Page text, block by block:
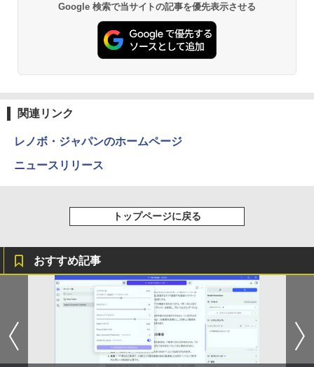
￥5,990
るーとゅーす コードレス ENCノイズキャン
セリング 自動ペアリング Type-C充電 マイク
学/WEB会議(ホワイト)
Xiaomi シャオミ REDMI Buds 8 Lite ワイヤ
レスイヤホン Bluetooth 5.4 ノイズキャンセ
リング ANC 36時間再生
￥3,480
[Explicit]
￥250
￥250
【Amazon.co.jp限定】 い・ろ・は・す 2L P
ET ラベルレス ×8本
￥1,112
art Basic)
【Amazon.co.jp限定】 伊藤園 磨かれて、澄
みきった日本の水 2L 8本 ラベルレス [ ケース
] [ 水 ] [ ペットボトル ] [ 箱買い ] [ ストック
] [ 水分補給 ]
￥998
エース)
￥832
￥572
版ビッグガンガンコミックス)
￥810
Google 検索で当サイトの記事を優先表示させる
関連リンク
レノボ・ジャパンのホームページ
ニュースリリース
トップページに戻る
おすすめ記事